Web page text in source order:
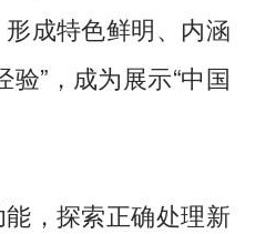
成特色鲜明、内涵
”，成为展示“中国
，探索正确处理新